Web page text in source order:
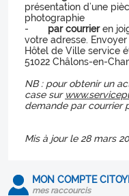
présentation d’une
photographie
- par courrieren
votre adresse.
Hôtel de Ville service
51022 Châlons-en-
NB : pour obtenir un
case sur
demande par courrier
Mis à jour le 28 mars
MON COMPTE
mes raccourcis